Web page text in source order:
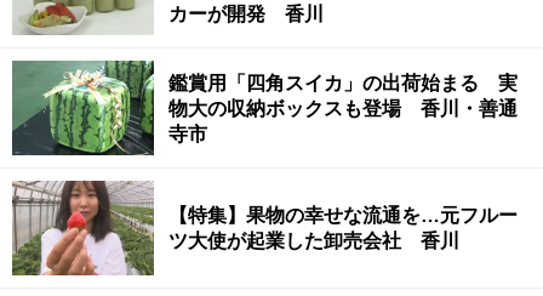
カーが開発 香川
鑑賞用「四角スイカ」の出荷始まる 実
物大の収納ボックスも登場 香川・善通
寺市
【特集】果物の幸せな流通を…元フルー
ツ大使が起業した卸売会社 香川